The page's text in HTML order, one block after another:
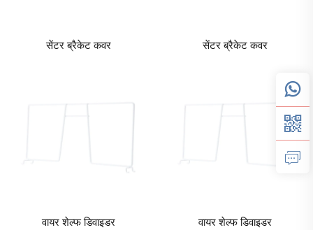
सेंटर ब्रैकेट कवर सेंटर ब्रैकेट कवर
वायर शेल्फ डिवाइडर वायर शेल्फ डिवाइडर